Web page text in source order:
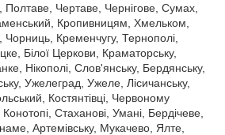
Полтаве, Чертаве, Чернігове, Сумах,
Кропивницям, Хмельком,
Кременчугу, Тернополі,
Білої Церкови, Краматорську,
Нікополі, Слов'янську, Бердянську,
Ужелеград, Ужеле, Лісичанську,
Костянтівці, Червоному
Стаханові, Умані, Бердічеве,
Артемівську, Мукачево, Ялте,